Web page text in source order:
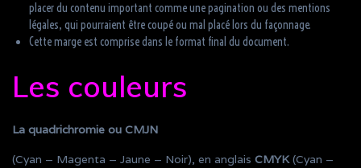
placer du contenu important comme une pagination ou des mentions
légales, qui pourraient être coupé ou mal placé lors du façonnage.
Cette marge est comprise dans le format final du document.
Les couleurs
La quadrichromie ou CMJN
(Cyan – Magenta – Jaune – Noir), en anglais CMYK(Cyan –